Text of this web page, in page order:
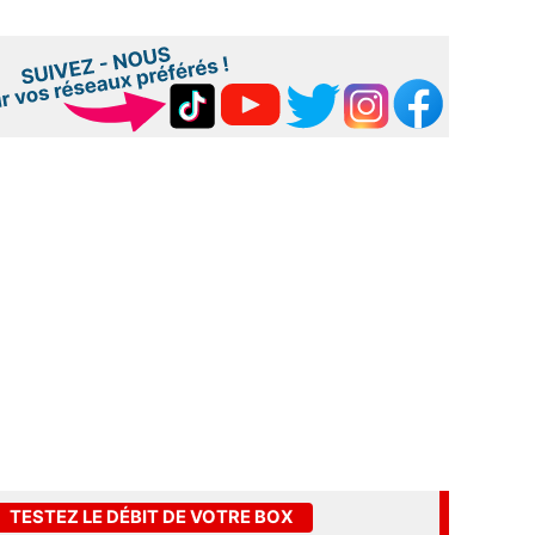
TESTEZ LE DÉBIT DE VOTRE BOX